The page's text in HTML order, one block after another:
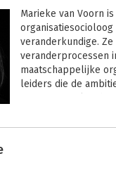
Marieke van Voorn
organisatiesocioloog
veranderkundige.
veranderprocessen
maatschappelijke
leiders die de
bevorderen.
door